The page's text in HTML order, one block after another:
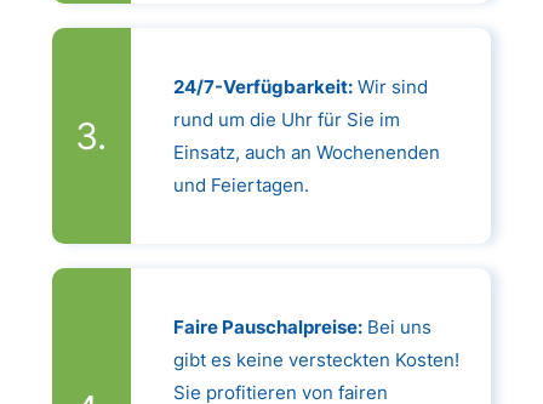
24/7-Verfügbarkeit:Wir sind
rund um die Uhr für Sie im
Einsatz, auch an Wochenenden
und Feiertagen.
Faire Pauschalpreise:Bei uns
gibt es keine versteckten Kosten!
Sie profitieren von fairen